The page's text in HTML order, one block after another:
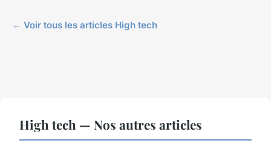
← Voir tous les articles High tech
High tech — Nos autres articles